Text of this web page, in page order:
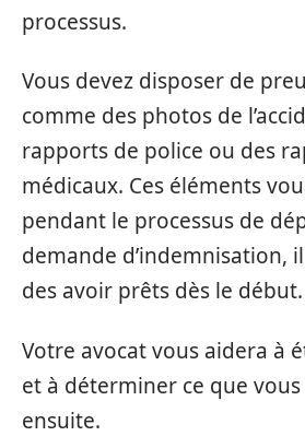
processus.
Vous devez disposer de
comme des photos de
rapports de police ou des
médicaux. Ces éléments
pendant le processus de
demande d’indemnisation,
des avoir prêts dès le début.
Votre avocat vous aidera à
et à déterminer ce que
ensuite.